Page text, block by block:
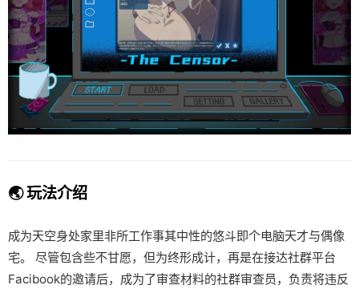
🌏 玩法介绍
成为天空身处家里非所工作事其中性的悠斗即个电脑天才与偶像
宅。 尽管包含些不甘愿，但为终形成计，再是在接达社群平台
Facibook的邀请后，成为了审查材料的社群审查员，负责将违反